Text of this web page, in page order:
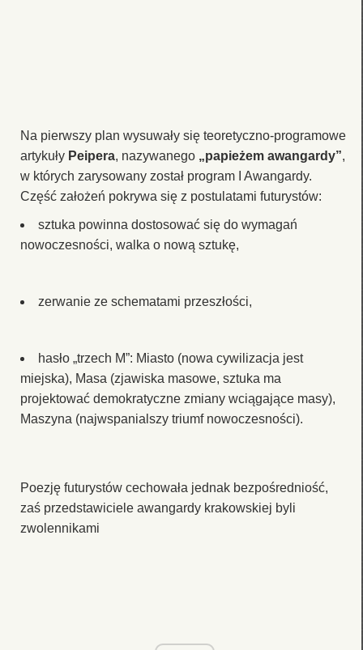
Na pierwszy plan wysuwały się teoretyczno-programowe
artykuły Peipera, nazywanego „papieżem awangardy”,
w których zarysowany został program I Awangardy.
Część założeń pokrywa się z postulatami futurystów:
sztuka powinna dostosować się do wymagań
nowoczesności, walka o nową sztukę,
zerwanie ze schematami przeszłości,
hasło „trzech M”: Miasto (nowa cywilizacja jest
miejska), Masa (zjawiska masowe, sztuka ma
projektować demokratyczne zmiany wciągające masy),
Maszyna (najwspanialszy triumf nowoczesności).
Poezję futurystów cechowała jednak bezpośredniość,
zaś przedstawiciele awangardy krakowskiej byli
zwolennikami